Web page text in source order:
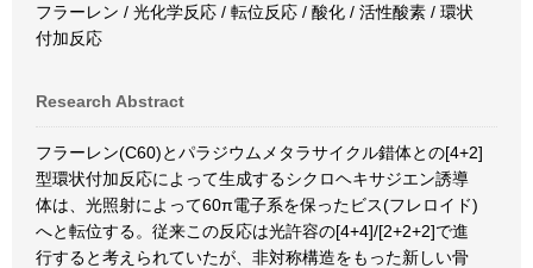
フラーレン / 光化学反応 / 転位反応 / 酸化 / 活性酸素 / 環状
付加反応
Research Abstract
フラーレン(C60)とパラジウムメタラサイクル錯体との[4+2]
型環状付加反応によって生成するシクロヘキサジエン誘導
体は、光照射によって60π電子系を保ったビス(フレロイド)
へと転位する。従来この反応は光許容の[4+4]/[2+2+2]で進
行すると考えられていたが、非対称構造をもった新しい骨